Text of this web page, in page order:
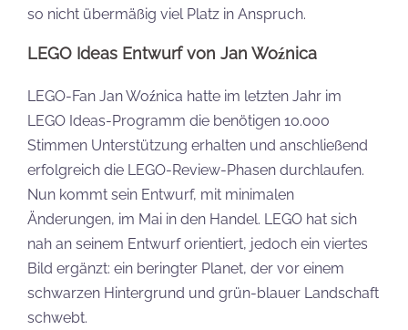
so nicht übermäßig viel Platz in Anspruch.
LEGO Ideas Entwurf von Jan Woźnica
LEGO-Fan Jan Woźnica hatte im letzten Jahr im
LEGO Ideas-Programm die benötigen 10.000
Stimmen Unterstützung erhalten und anschließend
erfolgreich die LEGO-Review-Phasen durchlaufen.
Nun kommt sein Entwurf, mit minimalen
Änderungen, im Mai in den Handel. LEGO hat sich
nah an seinem Entwurf orientiert, jedoch ein viertes
Bild ergänzt: ein beringter Planet, der vor einem
schwarzen Hintergrund und grün-blauer Landschaft
schwebt.